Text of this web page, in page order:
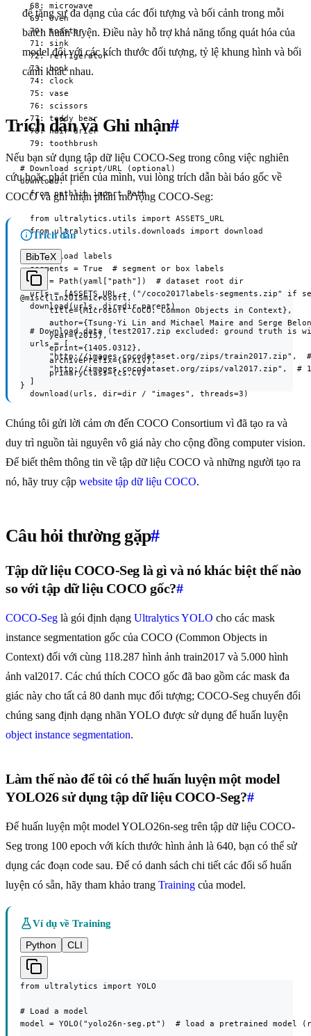
  68: microwave
  69: oven
  70: toaster
  71: sink
  72: refrigerator
  73: book
  74: clock
  75: vase
  76: scissors
  77: teddy bear
  78: hair drier
  79: toothbrush
# Download script/URL (optional)
download: |
  from pathlib import Path
  from ultralytics.utils import ASSETS_URL
  from ultralytics.utils.downloads import download
  # Download labels
  segments = True  # segment or box labels
  dir = Path(yaml["path"])  # dataset root dir
urls = [ASSETS_URL + ("/coco2017labels-segments.zip" if
  download(urls, dir=dir.parent)
# Download data (test2017.zip excluded: ground truth is
  urls = [
"http://images.cocodataset.org/zips/train2017.zip",
"http://images.cocodataset.org/zips/val2017.zip",  #
  ]
  download(urls, dir=dir / "images", threads=3)
để tăng sự đa dạng của các đối tượng và bối cảnh trong mỗi
batch huấn luyện. Điều này hỗ trợ khả năng tổng quát hóa của
model đối với các kích thước đối tượng, tỷ lệ khung hình và bối
cảnh khác nhau.
Trích dẫn và Ghi nhận#
Nếu bạn sử dụng tập dữ liệu COCO-Seg trong công việc nghiên
cứu hoặc phát triển của mình, vui lòng trích dẫn bài báo gốc về
COCO và ghi nhận phần mở rộng COCO-Seg:
Trích dẫn
BibTeX
@misc{lin2015microsoft,
      title={Microsoft COCO: Common Objects in Context},
author={Tsung-Yi Lin and Michael Maire and Serge
      year={2015},
      eprint={1405.0312},
      archivePrefix={arXiv},
      primaryClass={cs.CV}
}
Chúng tôi gửi lời cảm ơn đến COCO Consortium vì đã tạo ra và
duy trì nguồn tài nguyên vô giá này cho cộng đồng computer vision.
Để biết thêm thông tin về tập dữ liệu COCO và những người tạo ra
nó, hãy truy cập website tập dữ liệu COCO.
Câu hỏi thường gặp#
Tập dữ liệu COCO-Seg là gì và nó khác biệt thế nào
so với tập dữ liệu COCO gốc?#
COCO-Seg là gói định dạng Ultralytics YOLO cho các mask
instance segmentation gốc của COCO (Common Objects in
Context) đối với cùng 118.287 hình ảnh train2017 và 5.000 hình
ảnh val2017. Các chú thích COCO gốc đã bao gồm các mask đa
giác này cho tất cả 80 danh mục đối tượng; COCO-Seg chuyển đổi
chúng sang định dạng nhãn YOLO được sử dụng để huấn luyện
object instance segmentation.
Làm thế nào để tôi có thể huấn luyện một model
YOLO26 sử dụng tập dữ liệu COCO-Seg?#
Để huấn luyện một model YOLO26n-seg trên tập dữ liệu COCO-
Seg trong 100 epoch với kích thước hình ảnh là 640, bạn có thể sử
dụng các đoạn code sau. Để có danh sách chi tiết các đối số huấn
luyện có sẵn, hãy tham khảo trang Training của model.
Ví dụ về Training
Python
CLI
from ultralytics import YOLO
# Load a model
model = YOLO("yolo26n-seg.pt")  # load a pretrained model